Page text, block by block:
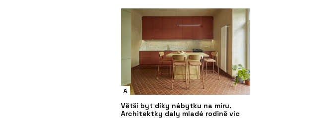
A
Větší byt díky nábytku na míru.
Architektky daly mladé rodině víc